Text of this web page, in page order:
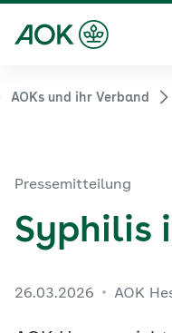
AOKs und ihr Verband
Pressemitteilung
Syphilis
26.03.2026 AOK